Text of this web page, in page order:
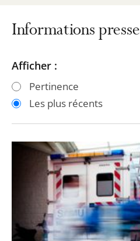
Informations presse
Passer
les
filtres
après
Passer
les
filtres
avant
Afficher :
Pertinence
Les plus récents
d’urgence
démocratie